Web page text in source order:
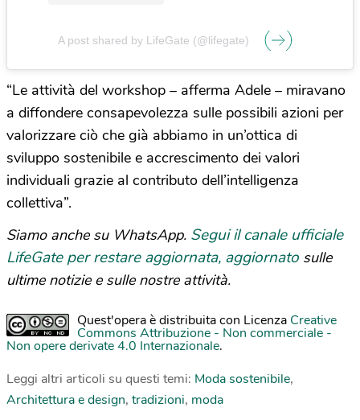
A post shared by LifeGate (@lifegate)
“Le attività del workshop – afferma Adele – miravano
a diffondere consapevolezza sulle possibili azioni per
valorizzare ciò che già abbiamo in un’ottica di
sviluppo sostenibile e accrescimento dei valori
individuali grazie al contributo dell’intelligenza
collettiva”.
Siamo anche su WhatsApp. Segui il canale ufficiale
LifeGate per restare aggiornata, aggiornato sulle
ultime notizie e sulle nostre attività.
Quest'opera è distribuita con Licenza Creative
Commons Attribuzione - Non commerciale -
Non opere derivate 4.0 Internazionale.
Leggi altri articoli su questi temi: Moda sostenibile,
Architettura e design, tradizioni, moda